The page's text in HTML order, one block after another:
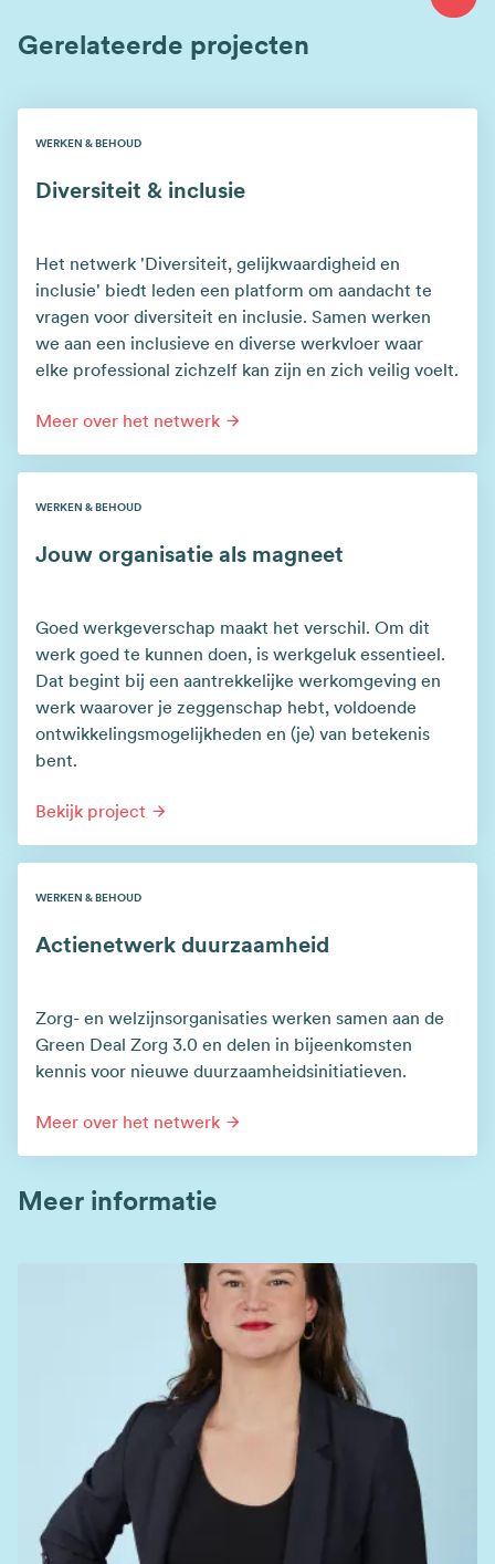
Gerelateerde projecten
Diversiteit & inclusie
WERKEN & BEHOUD
Het netwerk 'Diversiteit, gelijkwaardigheid en
inclusie' biedt leden een platform om aandacht te
vragen voor diversiteit en inclusie. Samen werken
we aan een inclusieve en diverse werkvloer waar
elke professional zichzelf kan zijn en zich veilig voelt.
Meer over het netwerk
Jouw organisatie als magneet
WERKEN & BEHOUD
Goed werkgeverschap maakt het verschil. Om dit
werk goed te kunnen doen, is werkgeluk essentieel.
Dat begint bij een aantrekkelijke werkomgeving en
werk waarover je zeggenschap hebt, voldoende
ontwikkelingsmogelijkheden en (je) van betekenis
bent.
Bekijk project
Actienetwerk duurzaamheid
WERKEN & BEHOUD
Zorg- en welzijnsorganisaties werken samen aan de
Green Deal Zorg 3.0 en delen in bijeenkomsten
kennis voor nieuwe duurzaamheidsinitiatieven.
Meer over het netwerk
Meer informatie